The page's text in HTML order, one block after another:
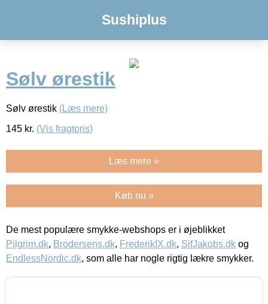
Sushiplus
Sølv ørestik
Sølv ørestik (Læs mere)
145 kr. (Vis fragtpris)
Læs mere »
Køb nu »
De mest populære smykke-webshops er i øjeblikket
Pilgrim.dk, Brodersens.dk, FrederikIX.dk, SifJakobs.dk og
EndlessNordic.dk, som alle har nogle rigtig lækre smykker.